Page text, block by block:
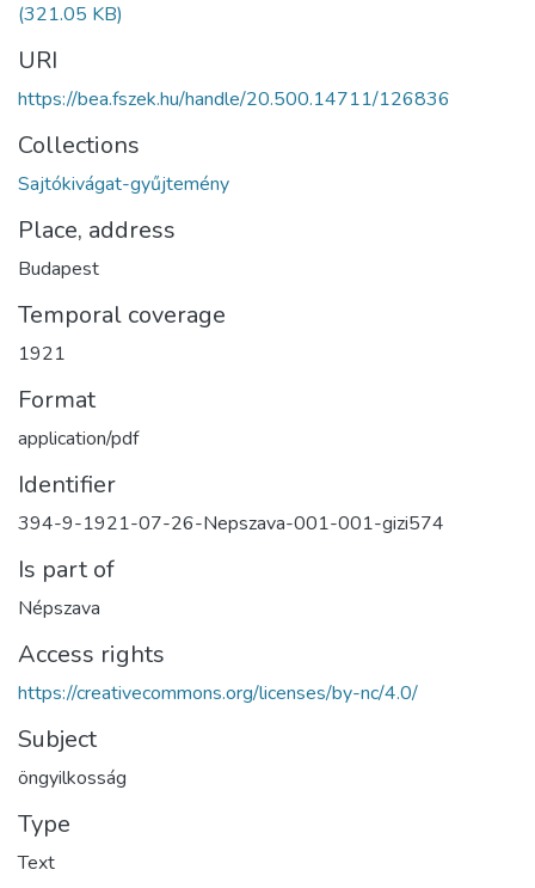
(321.05 KB)
URI
https://bea.fszek.hu/handle/20.500.14711/126836
Collections
Sajtókivágat-gyűjtemény
Place, address
Budapest
Temporal coverage
1921
Format
application/pdf
Identifier
394-9-1921-07-26-Nepszava-001-001-gizi574
Is part of
Népszava
Access rights
https://creativecommons.org/licenses/by-nc/4.0/
Subject
öngyilkosság
Type
Text